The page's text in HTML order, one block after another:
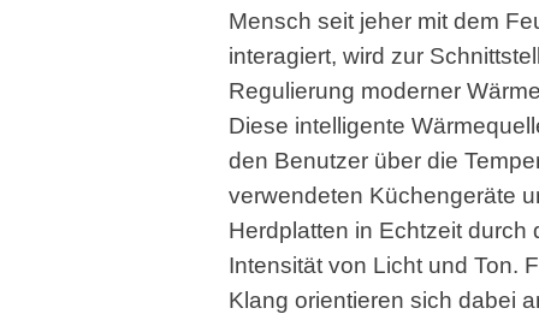
Mensch seit jeher mit dem
interagiert, wird zur
Regulierung moderner
Diese intelligente
den Benutzer über die
verwendeten Küchengeräte
Herdplatten in Echtzeit durch
Intensität von Licht und Ton.
Klang orientieren sich dabei